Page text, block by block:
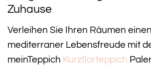
Zuhause
Verleihen Sie Ihren Räumen
mediterraner Lebensfreude mit
meinTeppich Kurzflorteppich